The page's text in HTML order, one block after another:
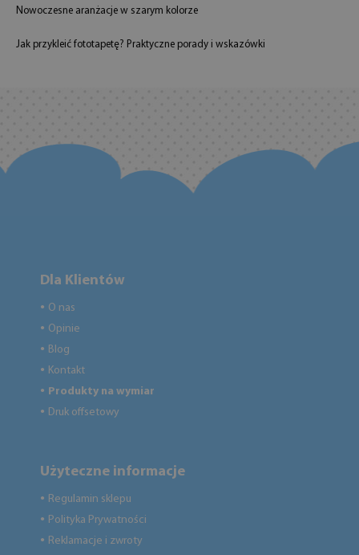
Nowoczesne aranżacje w szarym kolorze
Jak przykleić fototapetę? Praktyczne porady i wskazówki
Dla Klientów
● O nas
● Opinie
● Blog
● Kontakt
● Produkty na wymiar
● Druk offsetowy
Użyteczne informacje
● Regulamin sklepu
● Polityka Prywatności
● Reklamacje i zwroty